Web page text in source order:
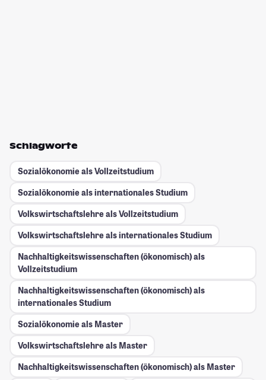
Schlagworte
Sozialökonomie als Vollzeitstudium
Sozialökonomie als internationales Studium
Volkswirtschaftslehre als Vollzeitstudium
Volkswirtschaftslehre als internationales Studium
Nachhaltigkeitswissenschaften (ökonomisch) als
Vollzeitstudium
Nachhaltigkeitswissenschaften (ökonomisch) als
internationales Studium
Sozialökonomie als Master
Volkswirtschaftslehre als Master
Nachhaltigkeitswissenschaften (ökonomisch) als Master